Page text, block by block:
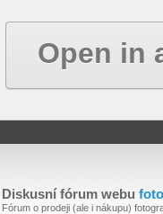
Open in
Diskusní fórum webu
Fórum o prodeji (ale i nákupu)